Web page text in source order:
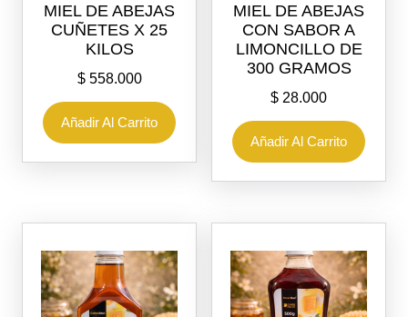
MIEL DE ABEJAS
CUÑETES X 25
KILOS
$558.000
Añadir Al Carrito
MIEL DE ABEJAS
CON SABOR A
LIMONCILLO DE
300 GRAMOS
$ 28.000
Añadir Al Carrito